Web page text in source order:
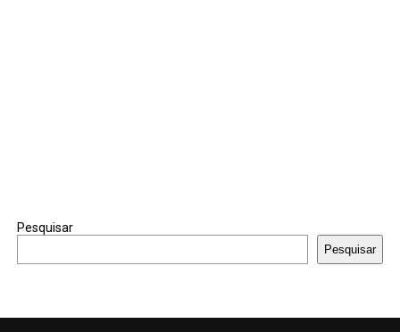
Pesquisar
Pesquisar